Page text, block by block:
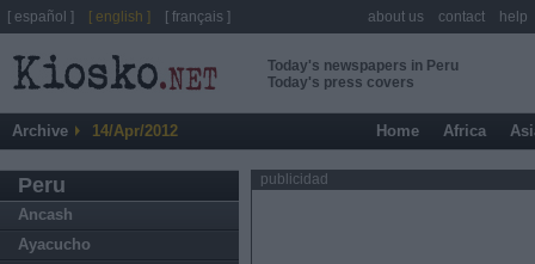
Today's newspapers in Peru
Today's press covers
Archive 14/Apr/2012 Home Africa
Peru
Ancash
Ayacucho
publicidad
[ español ] [ english ] [ français ] about us contact help